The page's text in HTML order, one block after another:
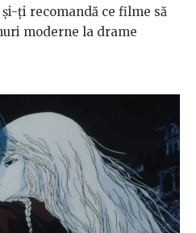
ți recomandă ce filme să
moderne la drame